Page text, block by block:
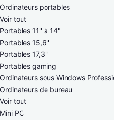
Ordinateurs portables
Voir tout
Portables 11'' à 14"
Portables 15,6''
Portables 17,3''
Portables gaming
Ordinateurs sous Windows
Ordinateurs de bureau
Voir tout
Mini PC